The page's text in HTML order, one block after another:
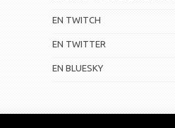
EN TWITCH
EN TWITTER
EN BLUESKY